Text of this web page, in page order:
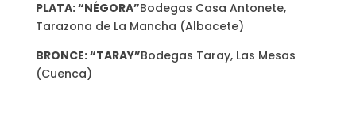
PLATA: “NÉGORA”Bodegas Casa Antonete,
Tarazona de La Mancha (Albacete)
BRONCE: “TARAY”Bodegas Taray, Las Mesas
(Cuenca)